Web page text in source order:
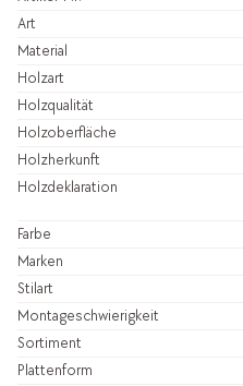
Art
Material
Holzart
Holzqualität
Holzoberfläche
Holzherkunft
Holzdeklaration
Farbe
Marken
Stilart
Montageschwierigkeit
Sortiment
Plattenform